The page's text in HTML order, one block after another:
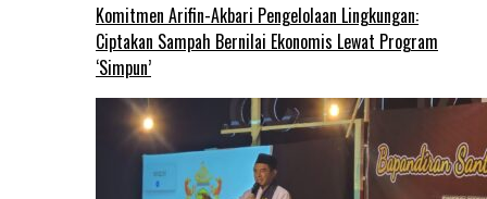
Komitmen Arifin-Akbari Pengelolaan Lingkungan:
Ciptakan Sampah Bernilai Ekonomis Lewat Program
‘Simpun’